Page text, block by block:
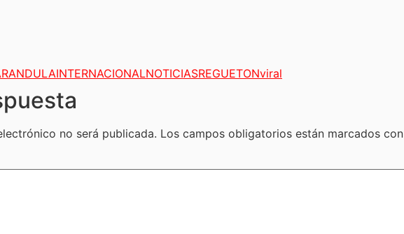
INTERNACIONALNOTICIASREGUETONviral
no será publicada. Los campos obligatorios están marcados con